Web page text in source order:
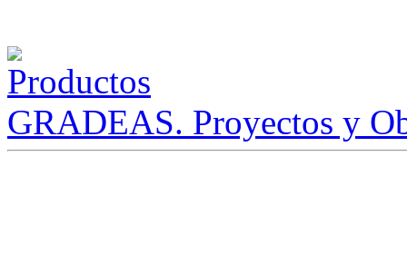
GRADEAS. Proyectos y